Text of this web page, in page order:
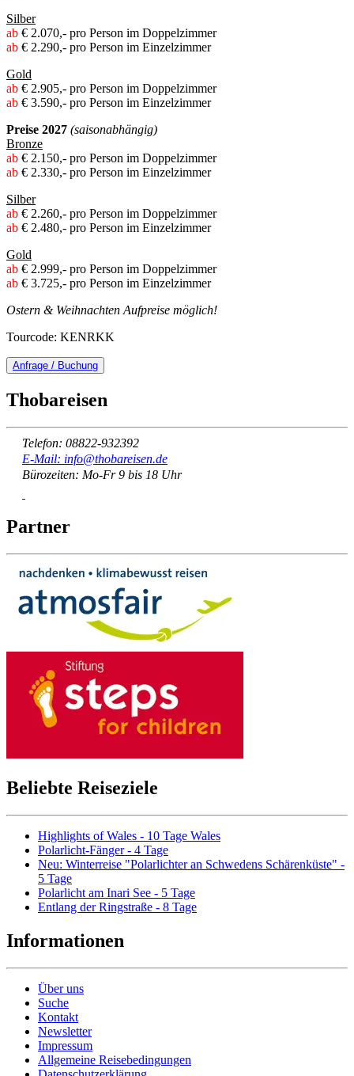
Silber
ab € 2.070,- pro Person im Doppelzimmer
ab € 2.290,- pro Person im Einzelzimmer
Gold
ab € 2.905,- pro Person im Doppelzimmer
ab € 3.590,- pro Person im Einzelzimmer
Preise 2027 (saisonabhängig)
Bronze
ab € 2.150,- pro Person im Doppelzimmer
ab € 2.330,- pro Person im Einzelzimmer
Silber
ab € 2.260,- pro Person im Doppelzimmer
ab € 2.480,- pro Person im Einzelzimmer
Gold
ab € 2.999,- pro Person im Doppelzimmer
ab € 3.725,- pro Person im Einzelzimmer
Ostern & Weihnachten Aufpreise möglich!
Tourcode: KENRKK
Anfrage / Buchung
Thobareisen
Telefon: 08822-932392
E-Mail: info@thobareisen.de
Bürozeiten: Mo-Fr 9 bis 18 Uhr
Partner
Beliebte Reiseziele
Highlights of Wales - 10 Tage Wales
Polarlicht-Fänger - 4 Tage
Neu: Winterreise "Polarlichter an Schwedens Schärenküste" -
5 Tage
Polarlicht am Inari See - 5 Tage
Entlang der Ringstraße - 8 Tage
Informationen
Über uns
Suche
Kontakt
Newsletter
Impressum
Allgemeine Reisebedingungen